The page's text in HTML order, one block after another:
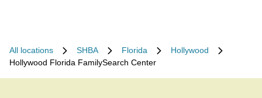
All locations SHBA Florida
Hollywood
Hollywood Florida FamilySearch Center